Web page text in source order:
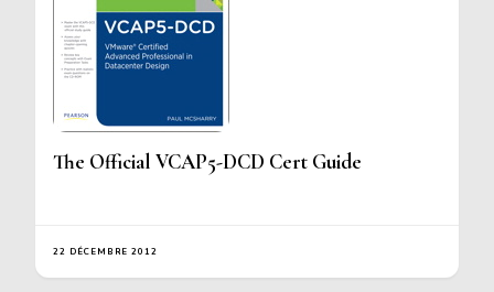
The Official VCAP5-DCD Cert Guide
22 DÉCEMBRE 2012